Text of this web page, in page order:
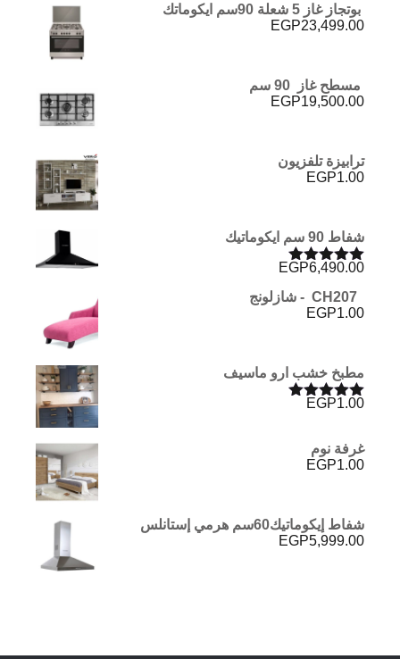
بوتجاز غاز 5 شعلة 90سم ايكوماتك
EGP23,499.00
مسطح غاز 90 سم
EGP19,500.00
ترابيزة تلفزيون
EGP1.00
شفاط 90 سم ايكوماتيك
تم التقييم
5.00 من 5
EGP6,490.00
EGP1.00
مطبخ خشب ارو ماسيف
تم التقييم
EGP1.00
غرفة نوم
EGP1.00
شفاط إيكوماتيك60سم هرمي إستانلس
EGP5,999.00